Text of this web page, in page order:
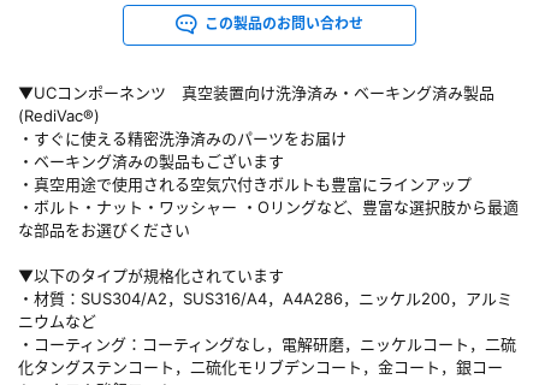
▼UCコンポーネンツ 真空装置向け洗浄済み・ベーキング済み製品
(RediVac®)
・すぐに使える精密洗浄済みのパーツをお届け
・ベーキング済みの製品もございます
・真空用途で使用される空気穴付きボルトも豊富にラインアップ
・ボルト・ナット・ワッシャー ・Oリングなど、豊富な選択肢から最適
な部品をお選びください
▼以下のタイプが規格化されています
・材質：SUS304/A2，SUS316/A4，A4A286，ニッケル200，アルミ
ニウムなど
・コーティング：コーティングなし，電解研磨，ニッケルコート，二硫
化タングステンコート，二硫化モリブデンコート，金コート，銀コー
この製品のお問い合わせ
※メールアドレスを忘れた方は、
よりお問い合わせくださ